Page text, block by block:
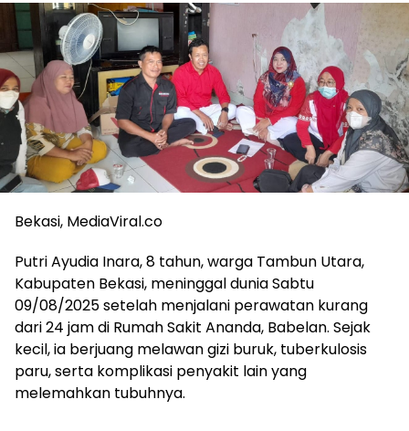
Bekasi, MediaViral.co
Putri Ayudia Inara, 8 tahun, warga Tambun Utara,
Kabupaten Bekasi, meninggal dunia Sabtu
09/08/2025 setelah menjalani perawatan kurang
dari 24 jam di Rumah Sakit Ananda, Babelan. Sejak
kecil, ia berjuang melawan gizi buruk, tuberkulosis
paru, serta komplikasi penyakit lain yang
melemahkan tubuhnya.